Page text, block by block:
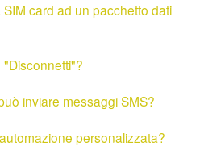
card ad un pacchetto dati
inviare messaggi SMS?
personalizzata?